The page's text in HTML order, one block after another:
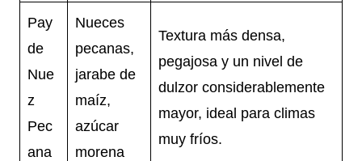
Pay
de
Nue
z
Pec
ana
Nueces
pecanas,
jarabe de
maíz,
azúcar
morena
Textura más densa,
pegajosa y un nivel de
dulzor considerablemente
mayor, ideal para climas
muy fríos.